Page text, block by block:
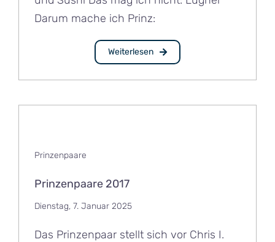
Darum mache ich Prinz:
Weiterlesen
Prinzenpaare
Prinzenpaare 2017
Dienstag, 7. Januar 2025
Das Prinzenpaar stellt sich vor Chris I.